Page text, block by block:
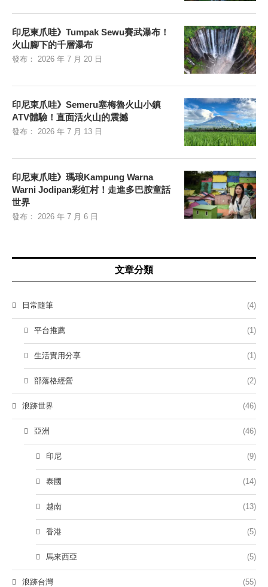
印尼東爪哇》Tumpak Sewu賽武瀑布！
火山腳下的千層瀑布
發布： 2026 年 7 月 20 日
印尼東爪哇》Semeru塞梅魯火山小鎮
ATV體驗！直面活火山的震撼
發布： 2026 年 7 月 13 日
印尼東爪哇》瑪琅Kampung Warna
Warni Jodipan彩虹村！走進多巴胺童話
世界
發布： 2026 年 7 月 6 日
文章分類
日常隨筆 (4)
平台推薦 (1)
生活實用分享 (1)
部落格經營 (2)
浪跡世界 (46)
亞洲 (46)
印尼 (9)
泰國 (14)
越南 (13)
香港 (5)
馬來西亞 (5)
浪跡台灣 (55)